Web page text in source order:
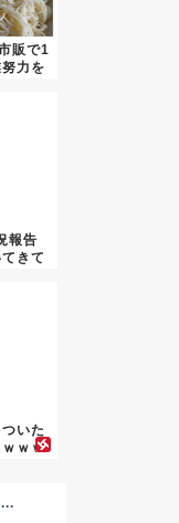
販で1
力を
報告
きて
いた
ｗｗ